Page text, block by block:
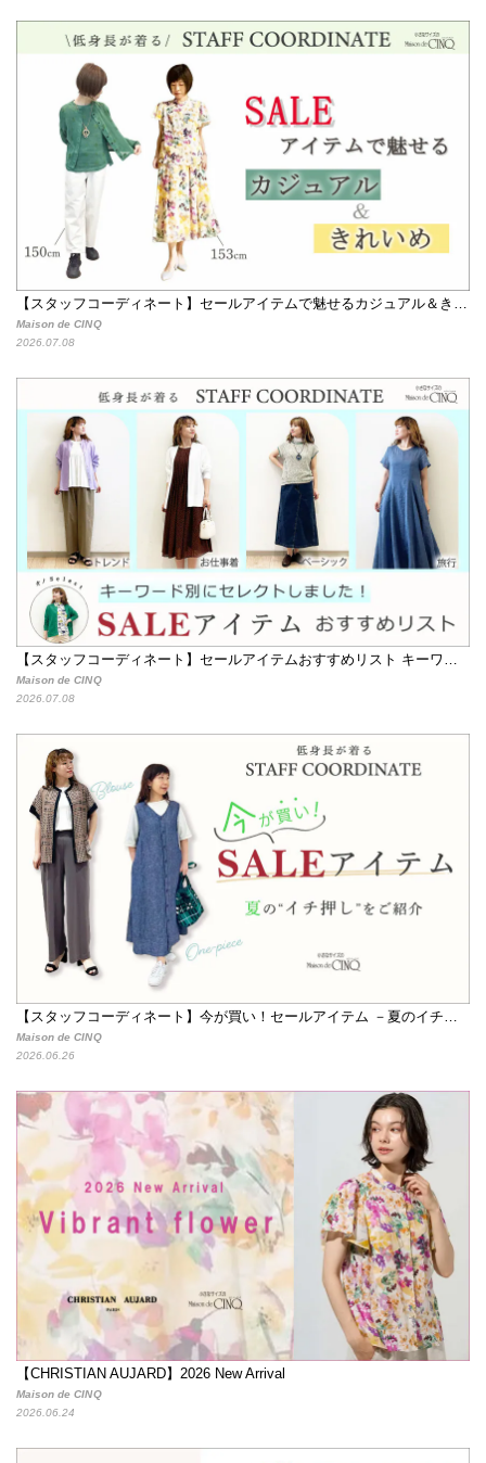
Maison de CINQ
2026.07.08
【スタッフコーディネート】セールアイテムおすすめリスト キーワード別にセレクトしました！
Maison de CINQ
2026.07.08
【スタッフコーディネート】今が買い！セールアイテム －夏のイチ押しをご紹介－
Maison de CINQ
2026.06.26
【CHRISTIAN AUJARD】2026 New Arrival
Maison de CINQ
2026.06.24